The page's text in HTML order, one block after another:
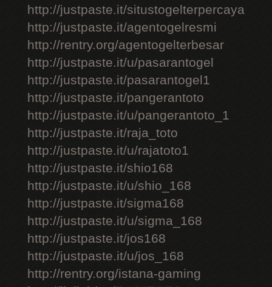
http://justpaste.it/situstogelterpercaya
http://justpaste.it/agentogelresmi
http://rentry.org/agentogelterbesar
http://justpaste.it/u/pasarantogel
http://justpaste.it/pasarantogel1
http://justpaste.it/pangerantoto
http://justpaste.it/u/pangerantoto_1
http://justpaste.it/raja_toto
http://justpaste.it/u/rajatoto1
http://justpaste.it/shio168
http://justpaste.it/u/shio_168
http://justpaste.it/sigma168
http://justpaste.it/u/sigma_168
http://justpaste.it/jos168
http://justpaste.it/u/jos_168
http://rentry.org/istana-gaming